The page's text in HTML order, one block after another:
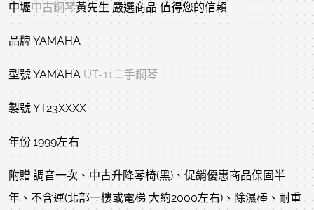
中壢中古鋼琴黃先生 嚴選商品 值得您的信賴
品牌:YAMAHA
型號:YAMAHA UT-11二手鋼琴
製號:YT23XXXX
年份:1999左右
附贈:調音一次、中古升降琴椅(黑)、促銷優惠商品保固半
年、不含運(北部一樓或電梯 大約2000左右)、除濕棒、耐重